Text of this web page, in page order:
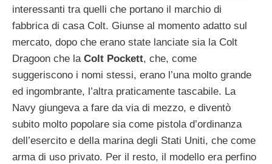
interessanti tra quelli che portano il marchio di
fabbrica di casa Colt. Giunse al momento adatto sul
mercato, dopo che erano state lanciate sia la Colt
Dragoon che la Colt Pockett, che, come
suggeriscono i nomi stessi, erano l’una molto grande
ed ingombrante, l’altra praticamente tascabile. La
Navy giungeva a fare da via di mezzo, e diventò
subito molto popolare sia come pistola d’ordinanza
dell’esercito e della marina degli Stati Uniti, che come
arma di uso privato. Per il resto, il modello era perfino